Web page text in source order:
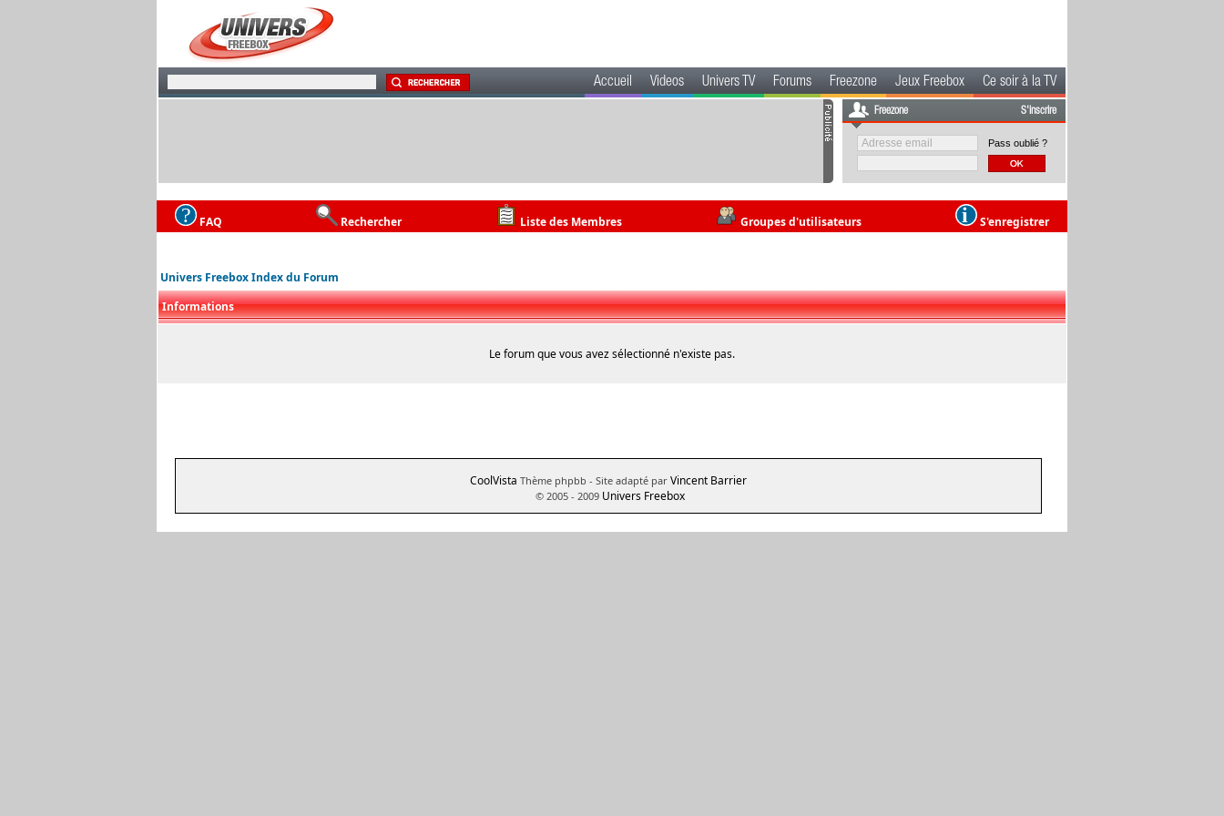
Accueil Videos Univers TV Forums Freezone Jeux Freebox Ce soir à la TV
Freezone S'inscrire
Pass oublié ?
FAQ Rechercher Liste des Membres Groupes d'utilisateurs S'enregistrer
Univers Freebox Index du Forum
Informations
Le forum que vous avez sélectionné n'existe pas.
CoolVista Thème phpbb - Site adapté par Vincent Barrier
© 2005 - 2009 Univers Freebox